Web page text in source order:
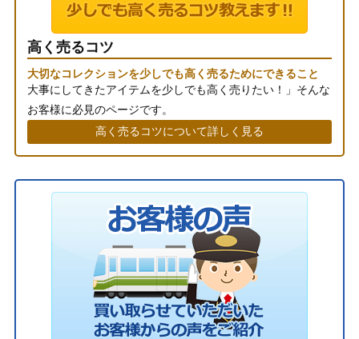
高く売るコツ
大切なコレクションを少しでも高く売るためにできること
大事にしてきたアイテムを少しでも高く売りたい！」そんな
お客様に必見のページです。
高く売るコツについて詳しく見る